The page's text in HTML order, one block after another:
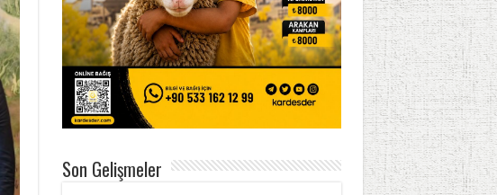
Son Gelişmeler